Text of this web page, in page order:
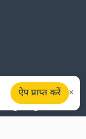
ऐप प्राप्त करें